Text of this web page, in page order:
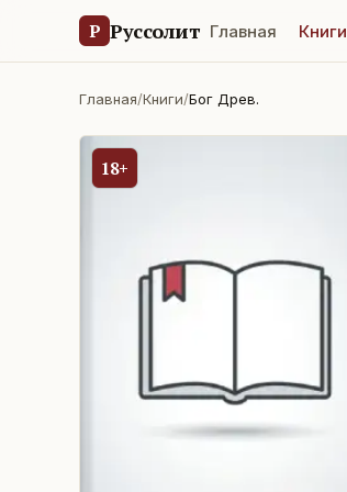
Р Руссолит Главная Книги
Главная/Книги/Бог Древ.
18+